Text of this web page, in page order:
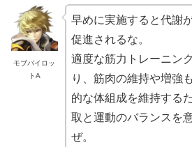
モブパイロッ
トA
早めに実施すると代謝
促進されるな。
適度な筋力トレーニン
り、筋肉の維持や増強
的な体組成を維持する
取と運動のバランスを
ぜ。